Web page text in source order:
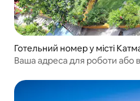
Готельний номер у місті
Ваша адреса для роботи або